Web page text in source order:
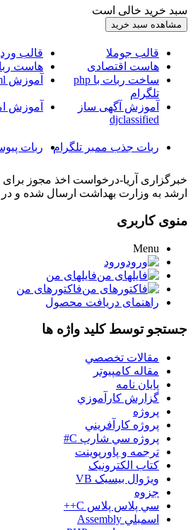
سبد خرید خالی است
قالب جوملا قالب
هاست اقتصادی
هاست
ساخت ربات با php
تلگرام
آموزش html و css
آموزش آگهی ساز
djclassified
آموزش
ربات جذب ممبر تلگرام
ربات
ارشد به وزارت بهداشت ارسال شده و در
منوی کاربری
Menu
ورود
فایلهای من
فاکتورهای من
راهنمای دریافت محصول
جستجو توسط کلید واژه ها
مقالات تخصصي
مقاله کامپیوتر
پایان نامه
گزارش کارآموزي
پروژه
پروژه کارآفريني
پروژه سي شارپ C#
ترجمه و پاورپوينت
کتاب الکترونيک
ويژوال بيسيک VB
جزوه
سي پلاس پلاس C++
اسمبلي Assembly